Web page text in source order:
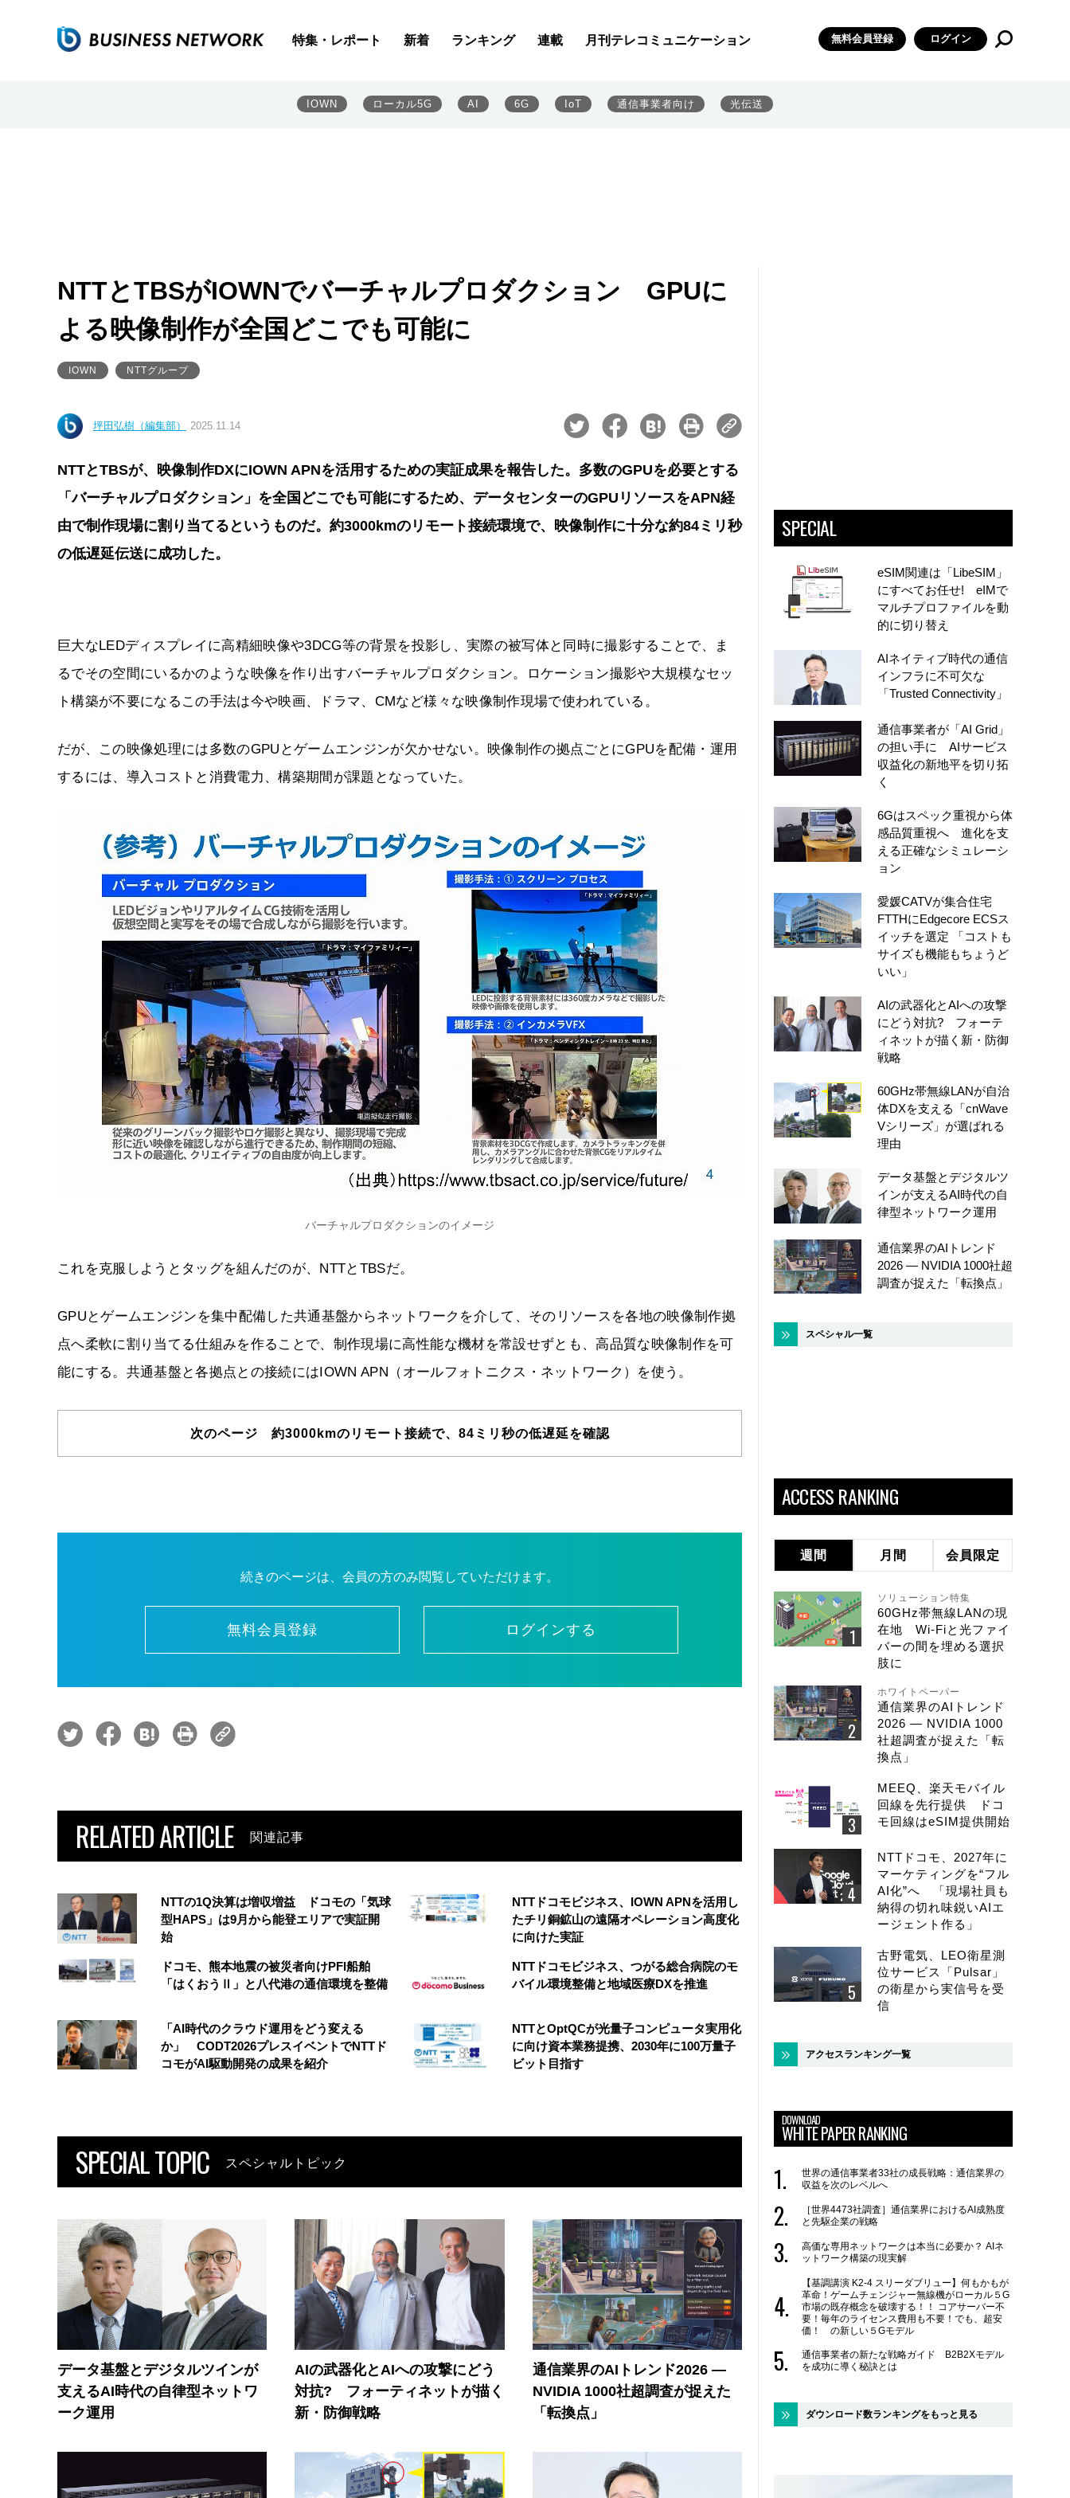
特集・レポート 新着 ランキング 連載 月刊テレコミュニケーション 無料会員登録 ログイン
IOWN ローカル5G AI 6G IoT 通信事業者向け 光伝送
NTTとTBSがIOWNでバーチャルプロダクション GPUに
よる映像制作が全国どこでも可能に
IOWN NTTグループ
坪田弘樹（編集部） 2025.11.14
NTTとTBSが、映像制作DXにIOWN APNを活用するための実証成果を報告した。多数のGPUを必要とする
「バーチャルプロダクション」を全国どこでも可能にするため、データセンターのGPUリソースをAPN経
由で制作現場に割り当てるというものだ。約3000kmのリモート接続環境で、映像制作に十分な約84ミリ秒
の低遅延伝送に成功した。
巨大なLEDディスプレイに高精細映像や3DCG等の背景を投影し、実際の被写体と同時に撮影することで、ま
るでその空間にいるかのような映像を作り出すバーチャルプロダクション。ロケーション撮影や大規模なセッ
ト構築が不要になるこの手法は今や映画、ドラマ、CMなど様々な映像制作現場で使われている。
だが、この映像処理には多数のGPUとゲームエンジンが欠かせない。映像制作の拠点ごとにGPUを配備・運用
するには、導入コストと消費電力、構築期間が課題となっていた。
バーチャルプロダクションのイメージ
これを克服しようとタッグを組んだのが、NTTとTBSだ。
GPUとゲームエンジンを集中配備した共通基盤からネットワークを介して、そのリソースを各地の映像制作拠
点へ柔軟に割り当てる仕組みを作ることで、制作現場に高性能な機材を常設せずとも、高品質な映像制作を可
能にする。共通基盤と各拠点との接続にはIOWN APN（オールフォトニクス・ネットワーク）を使う。
次のページ 約3000kmのリモート接続で、84ミリ秒の低遅延を確認
続きのページは、会員の方のみ閲覧していただけます。
無料会員登録 ログインする
RELATED ARTICLE 関連記事
NTTの1Q決算は増収増益 ドコモの「気球
型HAPS」は9月から能登エリアで実証開
始
NTTドコモビジネス、IOWN APNを活用し
たチリ銅鉱山の遠隔オペレーション高度化
に向けた実証
ドコモ、熊本地震の被災者向けPFI船舶
「はくおうⅡ」と八代港の通信環境を整備
NTTドコモビジネス、つがる総合病院のモ
バイル環境整備と地域医療DXを推進
「AI時代のクラウド運用をどう変える
か」 CODT2026プレスイベントでNTTド
コモがAI駆動開発の成果を紹介
NTTとOptQCが光量子コンピュータ実用化
に向け資本業務提携、2030年に100万量子
ビット目指す
SPECIAL TOPIC スペシャルトピック
データ基盤とデジタルツインが
支えるAI時代の自律型ネットワ
ーク運用
AIの武器化とAIへの攻撃にどう
対抗? フォーティネットが描く
新・防御戦略
通信業界のAIトレンド2026 ―
NVIDIA 1000社超調査が捉えた
「転換点」
SPECIAL
eSIM関連は「LibeSIM」
にすべてお任せ! eIMで
マルチプロファイルを動
的に切り替え
AIネイティブ時代の通信
インフラに不可欠な
「Trusted Connectivity」
通信事業者が「AI Grid」
の担い手に AIサービス
収益化の新地平を切り拓
く
6Gはスペック重視から体
感品質重視へ 進化を支
える正確なシミュレーシ
ョン
愛媛CATVが集合住宅
FTTHにEdgecore ECSス
イッチを選定 「コストも
サイズも機能もちょうど
いい」
AIの武器化とAIへの攻撃
にどう対抗? フォーテ
ィネットが描く新・防御
戦略
60GHz帯無線LANが自治
体DXを支える「cnWave
Vシリーズ」が選ばれる
理由
データ基盤とデジタルツ
インが支えるAI時代の自
律型ネットワーク運用
通信業界のAIトレンド
2026 ― NVIDIA 1000社超
調査が捉えた「転換点」
スペシャル一覧
ACCESS RANKING
週間 月間 会員限定
ソリューション特集
60GHz帯無線LANの現
在地 Wi-Fiと光ファイ
バーの間を埋める選択
肢に
ホワイトペーパー
通信業界のAIトレンド
2026 ― NVIDIA 1000
社超調査が捉えた「転
換点」
MEEQ、楽天モバイル
回線を先行提供 ドコ
モ回線はeSIM提供開始
NTTドコモ、2027年に
マーケティングを“フル
AI化”へ 「現場社員も
納得の切れ味鋭いAIエ
ージェント作る」
古野電気、LEO衛星測
位サービス「Pulsar」
の衛星から実信号を受
信
アクセスランキング一覧
DOWNLOAD
WHITE PAPER RANKING
世界の通信事業者33社の成長戦略：通信業界の
収益を次のレベルへ
［世界4473社調査］通信業界におけるAI成熟度
と先駆企業の戦略
高価な専用ネットワークは本当に必要か？ AIネ
ットワーク構築の現実解
【基調講演 K2-4 スリーダブリュー】何もかもが
革命！ゲームチェンジャー無線機がローカル５G
市場の既存概念を破壊する！！ コアサーバー不
要！毎年のライセンス費用も不要！でも、超安
価！ の新しい５Gモデル
通信事業者の新たな戦略ガイド B2B2Xモデル
を成功に導く秘訣とは
ダウンロード数ランキングをもっと見る